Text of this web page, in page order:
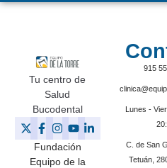
Tu centro de
Salud
Bucodental
Fundación
Equipo de la
915
Lunes -
C. de San
Tetuán,